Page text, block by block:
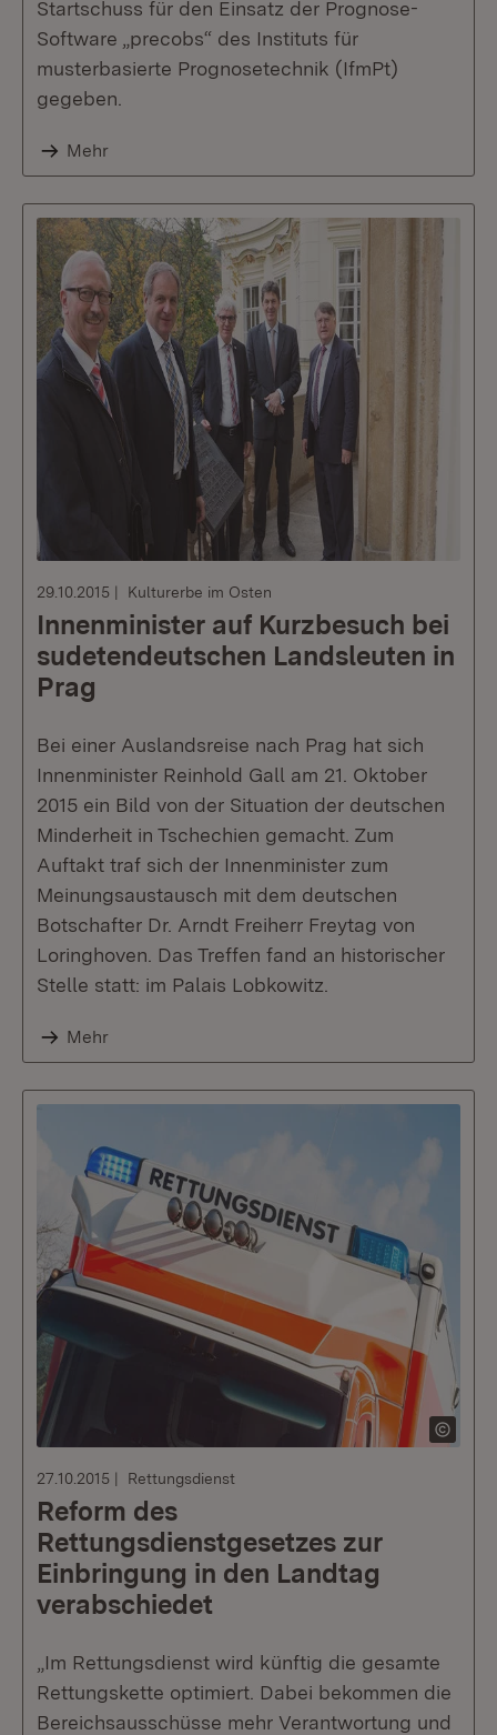
Startschuss für den Einsatz der Prognose-
Software „precobs“ des Instituts für
musterbasierte Prognosetechnik (IfmPt)
gegeben.
Mehr
29.10.2015 Kulturerbe im Osten
Innenminister auf Kurzbesuch bei
sudetendeutschen Landsleuten in
Prag
Bei einer Auslandsreise nach Prag hat sich
Innenminister Reinhold Gall am 21. Oktober
2015 ein Bild von der Situation der deutschen
Minderheit in Tschechien gemacht. Zum
Auftakt traf sich der Innenminister zum
Meinungsaustausch mit dem deutschen
Botschafter Dr. Arndt Freiherr Freytag von
Loringhoven. Das Treffen fand an historischer
Stelle statt: im Palais Lobkowitz.
Mehr
27.10.2015 Rettungsdienst
Reform des
Rettungsdienstgesetzes zur
Einbringung in den Landtag
verabschiedet
„Im Rettungsdienst wird künftig die gesamte
Rettungskette optimiert. Dabei bekommen die
Bereichsausschüsse mehr Verantwortung und